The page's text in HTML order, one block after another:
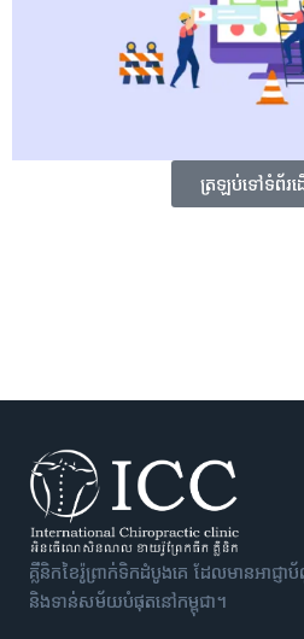
ត្រឡប់ទៅទំព័រ
គ្លីនិកខៃរ៉ូព្រាក់ទិកដំបូងគេ ដែលមានអាជ្ញា
និងទាន់សម័យបំផុតនៅកម្ពុជា។